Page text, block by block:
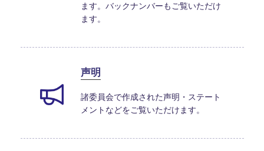
ます。バックナンバーもご覧いただけ
ます。
声明
諸委員会で作成された声明・ステート
メントなどをご覧いただけます。